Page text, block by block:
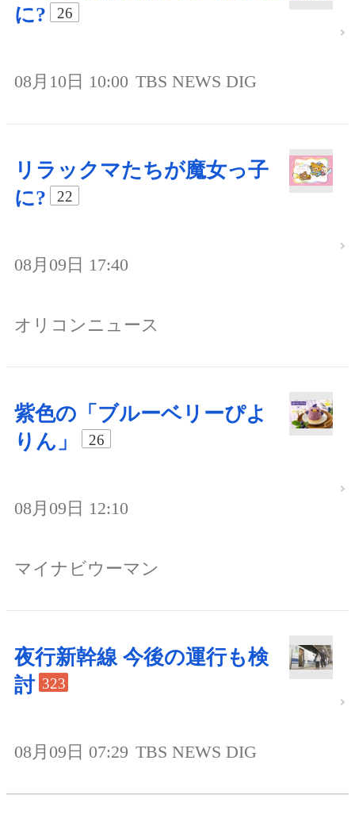
に?
26
08月10日 10:00 TBS NEWS DIG
リラックマたちが魔女っ子
に?
22
08月09日 17:40
オリコンニュース
紫色の「ブルーベリーぴよ
りん」
26
08月09日 12:10
マイナビウーマン
夜行新幹線 今後の運行も検
討 323
08月09日 07:29 TBS NEWS DIG